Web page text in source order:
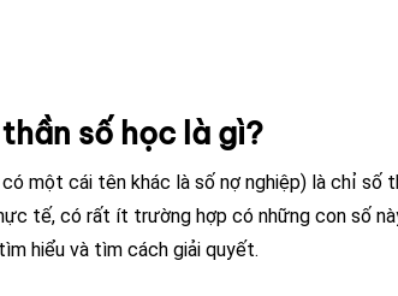
số học là gì?
một cái tên khác là số nợ nghiệp) là chỉ số
tế, có rất ít trường hợp có những con số
hiểu và tìm cách giải quyết.